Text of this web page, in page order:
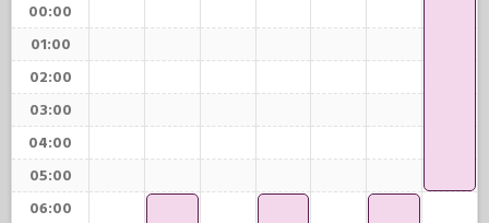
00:00
01:00
02:00
03:00
04:00
05:00
06:00